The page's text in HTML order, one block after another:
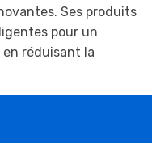
Ses produits
pour un
réduisant la